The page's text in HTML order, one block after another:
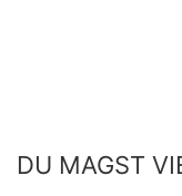
DU MAGST